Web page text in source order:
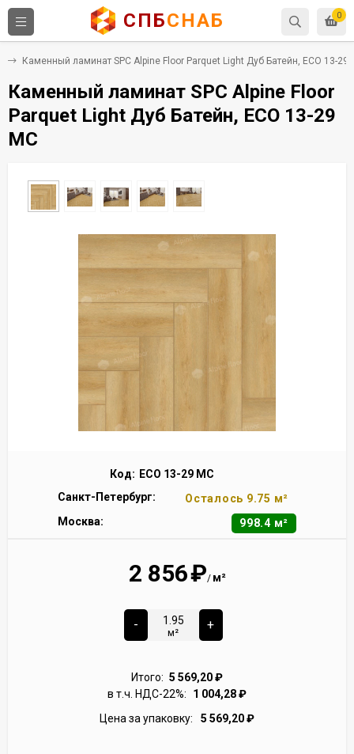
0
СПБСНАБ
Каменный ламинат SPC Alpine Floor Parquet Light Дуб Батейн, ЕСО 13-29
Каменный ламинат SPC Alpine Floor
Parquet Light Дуб Батейн, ЕСО 13-29
MC
Код: ECO 13-29 MC
Санкт-Петербург:
Осталось 9.75 м²
Москва:
998.4 м²
2 856₽/ м²
-
м²
+
Итого: 5 569,20₽
в т.ч. НДС-22%:
1 004,28₽
Цена за упаковку:
5 569,20₽